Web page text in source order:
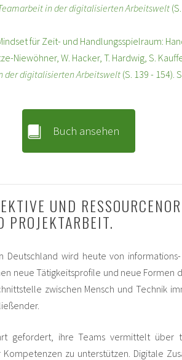
in der digitalisierten Arbeitswelt
für Zeit- und Handlungsspielraum:
Niewöhner, W. Hacker, T. Hardwig, S.
der digitalisierten Arbeitswelt (S. 139 - 154).
Buch ansehen
UND
Deutschland wird heute von
neue Tätigkeitsprofile und neue Formen
zwischen Mensch und Technik
gefordert, ihre Teams vermittelt über
zu unterstützen. Digitale